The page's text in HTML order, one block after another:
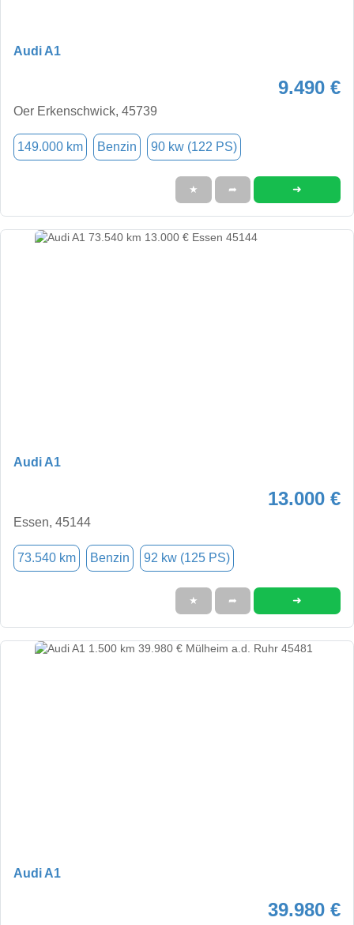
Audi A1
9.490 €
Oer Erkenschwick, 45739
149.000 km Benzin 90 kw (122 PS)
★ ➦ ➜
Audi A1
13.000 €
Essen, 45144
73.540 km Benzin 92 kw (125 PS)
★ ➦ ➜
Audi A1
39.980 €